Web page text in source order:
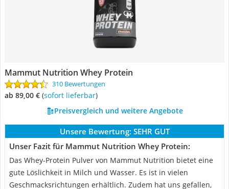
Mammut Nutrition Whey Protein
310 Bewertungen
ab 89,00 € ( Sofort lieferbar)
Preisvergleich und weitere Angebote
Unsere Bewertung: SEHR GUT
Unser Fazit für Mammut Nutrition Whey Protein:
Das Whey-Protein Pulver von Mammut Nutrition bietet eine
gute Löslichkeit in Milch und Wasser. Es ist in vielen
Geschmacksrichtungen erhältlich. Zudem hat uns gefallen,